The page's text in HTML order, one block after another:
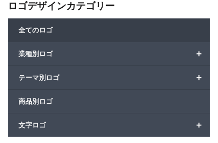
ロゴデザインカテゴリー
全てのロゴ
+
業種別ロゴ
+
テーマ別ロゴ
商品別ロゴ
+
文字ロゴ